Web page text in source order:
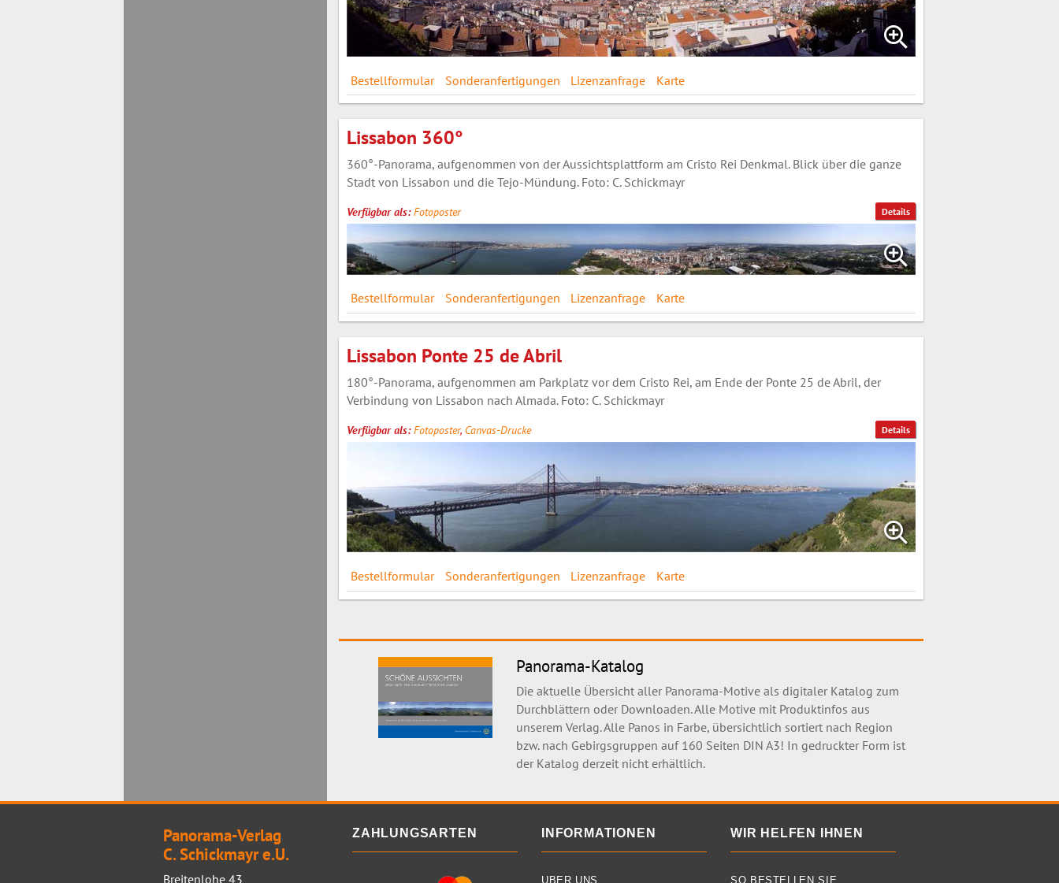
Bestellformular Sonderanfertigungen Lizenzanfrage Karte
Details
Lissabon 360°
360°-Panorama, aufgenommen von der Aussichtsplattform am Cristo Rei Denkmal. Blick über die ganze
Stadt von Lissabon und die Tejo-Mündung. Foto: C. Schickmayr
Verfügbar als:Fotoposter
Bestellformular Sonderanfertigungen Lizenzanfrage Karte
Details
Lissabon Ponte 25 de Abril
180°-Panorama, aufgenommen am Parkplatz vor dem Cristo Rei, am Ende der Ponte 25 de Abril, der
Verbindung von Lissabon nach Almada. Foto: C. Schickmayr
Verfügbar als:Fotoposter, Canvas-Drucke
Bestellformular Sonderanfertigungen Lizenzanfrage Karte
Panorama-Katalog
Die aktuelle Übersicht aller Panorama-Motive als digitaler Katalog zum
Durchblättern oder Downloaden. Alle Motive mit Produktinfos aus
unserem Verlag. Alle Panos in Farbe, übersichtlich sortiert nach Region
bzw. nach Gebirgsgruppen auf 160 Seiten DIN A3! In gedruckter Form ist
der Katalog derzeit nicht erhältlich.
Panorama-Verlag
C. Schickmayr e.U.
Breitenlohe 43
ZAHLUNGSARTEN INFORMATIONEN
ÜBER UNS
WIR HELFEN IHNEN
SO BESTELLEN SIE